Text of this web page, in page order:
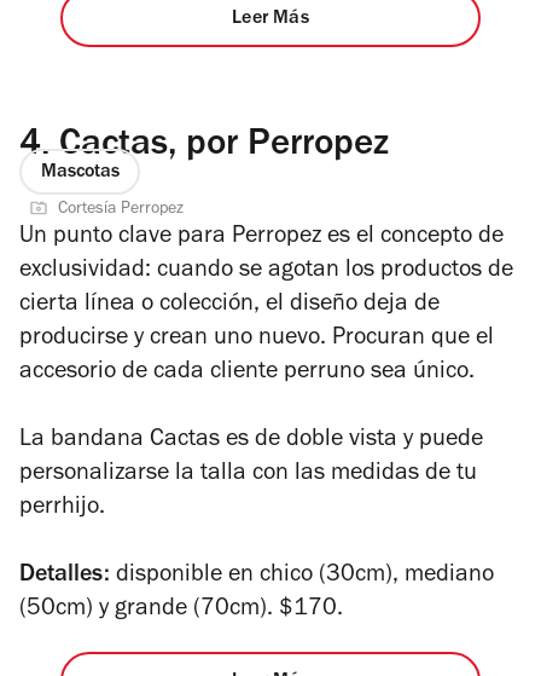
Leer Más
4. Cactas, por Perropez
Mascotas
Cortesía Perropez
Un punto clave para Perropez es el concepto de
exclusividad: cuando se agotan los productos de
cierta línea o colección, el diseño deja de
producirse y crean uno nuevo. Procuran que el
accesorio de cada cliente perruno sea único.
La bandana Cactas es de doble vista y puede
personalizarse la talla con las medidas de tu
perrhijo.
Detalles: disponible en chico (30cm), mediano
(50cm) y grande (70cm). $170.